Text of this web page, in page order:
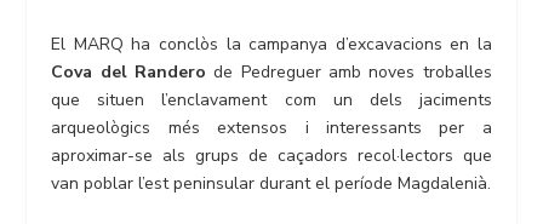
El MARQ ha conclòs la campanya d’excavacions en la
Cova del Randero de Pedreguer amb noves troballes
que situen l’enclavament com un dels jaciments
arqueològics més extensos i interessants per a
aproximar-se als grups de caçadors recol·lectors que
van poblar l’est peninsular durant el període Magdalenià.